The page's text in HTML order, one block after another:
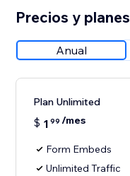
Precios y planes
Anual
Plan Unlimited
$ 1 99 /mes
Form Embeds
Unlimited Traffic